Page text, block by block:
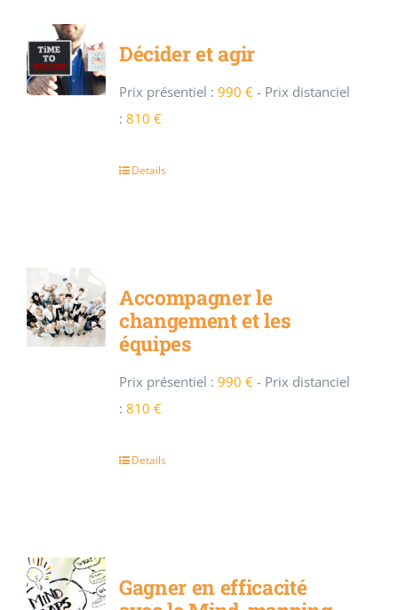
Décider et agir
Prix présentiel : 990 € - Prix distanciel
: 810 €
Details
Accompagner le
changement et les
équipes
Prix présentiel : 990 € - Prix distanciel
: 810 €
Details
Gagner en efficacité